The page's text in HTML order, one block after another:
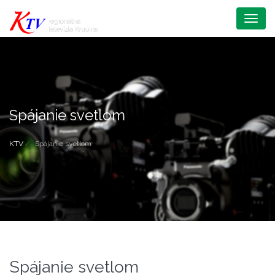
Menu
Spájanie svetlom
KTV Spájanie svetlom
Spájanie svetlom